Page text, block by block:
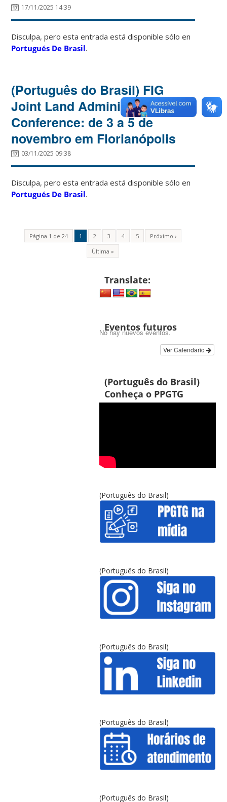
17/11/2025 14:39
Disculpa, pero esta entrada está disponible sólo en
Portugués De Brasil.
(Português do Brasil) FIG
Joint Land Administration
Conference: de 3 a 5 de
novembro em Florianópolis
03/11/2025 09:38
Disculpa, pero esta entrada está disponible sólo en
Portugués De Brasil.
Página 1 de 24 1 2 3 4 5
Próximo ›
Última »
Translate:
Eventos futuros
No hay nuevos eventos.
Ver Calendario
(Português do Brasil)
Conheça o PPGTG
(Português do Brasil)
(Português do Brasil)
(Português do Brasil)
(Português do Brasil)
(Português do Brasil)